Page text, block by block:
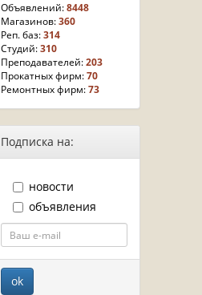
Объявлений:8448
Магазинов:360
Реп. баз:314
Студий:310
Преподавателей:203
Прокатных фирм:70
Ремонтных фирм:73
Подписка на:
новости
объявления